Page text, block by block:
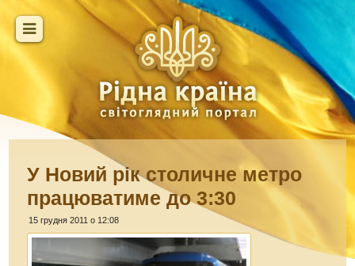
У Новий рік столичне метро
працюватиме до 3:30
15 грудня 2011 о 12:08